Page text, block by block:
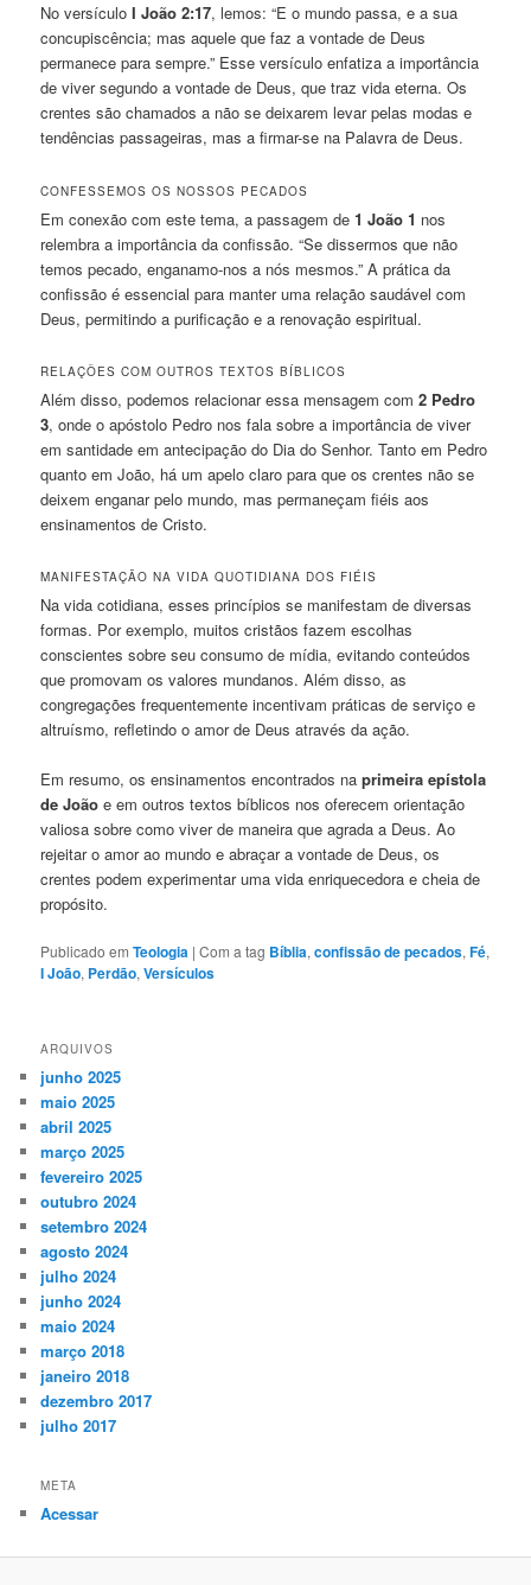
No versículoI João 2:17, lemos: “E o mundo passa, e a sua
concupiscência; mas aquele que faz a vontade de Deus
permanece para sempre.” Esse versículo enfatiza a importância
de viver segundo a vontade de Deus, que traz vida eterna. Os
crentes são chamados a não se deixarem levar pelas modas e
tendências passageiras, mas a firmar-se na Palavra de Deus.
CONFESSEMOS OS NOSSOS PECADOS
Em conexão com este tema, a passagem de1 João 1 nos
relembra a importância da confissão. “Se dissermos que não
temos pecado, enganamo-nos a nós mesmos.” A prática da
confissão é essencial para manter uma relação saudável com
Deus, permitindo a purificação e a renovação espiritual.
RELAÇÕES COM OUTROS TEXTOS BÍBLICOS
Além disso, podemos relacionar essa mensagem com2 Pedro
3, onde o apóstolo Pedro nos fala sobre a importância de viver
em santidade em antecipação do Dia do Senhor. Tanto em Pedro
quanto em João, há um apelo claro para que os crentes não se
deixem enganar pelo mundo, mas permaneçam fiéis aos
ensinamentos de Cristo.
MANIFESTAÇÃO NA VIDA QUOTIDIANA DOS FIÉIS
Na vida cotidiana, esses princípios se manifestam de diversas
formas. Por exemplo, muitos cristãos fazem escolhas
conscientes sobre seu consumo de mídia, evitando conteúdos
que promovam os valores mundanos. Além disso, as
congregações frequentemente incentivam práticas de serviço e
altruísmo, refletindo o amor de Deus através da ação.
Em resumo, os ensinamentos encontrados naprimeira epístola
de João e em outros textos bíblicos nos oferecem orientação
valiosa sobre como viver de maneira que agrada a Deus. Ao
rejeitar o amor ao mundo e abraçar a vontade de Deus, os
crentes podem experimentar uma vida enriquecedora e cheia de
propósito.
Publicado em Teologia |Com a tag Bíblia,confissão de pecados,Fé,
I João, Perdão,Versículos
ARQUIVOS
junho 2025
maio 2025
abril 2025
março 2025
fevereiro 2025
outubro 2024
setembro 2024
agosto 2024
julho 2024
junho 2024
maio 2024
março 2018
janeiro 2018
dezembro 2017
julho 2017
META
Acessar